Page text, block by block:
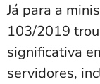
Já para a
103/2019
significativa
servidores,